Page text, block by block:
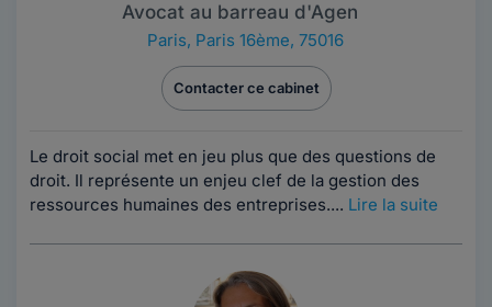
Avocat au barreau d'Agen
Paris, Paris 16ème, 75016
Contacter ce cabinet
Le droit social met en jeu plus que des questions de
droit. Il représente un enjeu clef de la gestion des
ressources humaines des entreprises.... Lire la suite